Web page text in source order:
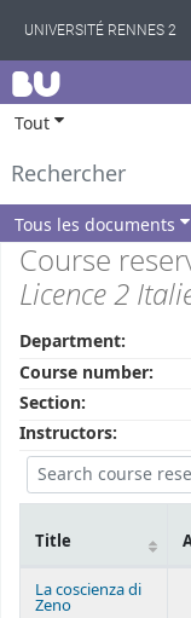
UNIVERSITÉ RENNES 2
INTERNATIONAL
BU
Tout
Tous les documents
Course
Licence 2
Department:
Course number:
Section:
Instructors:
Title
La coscienza di
Zeno